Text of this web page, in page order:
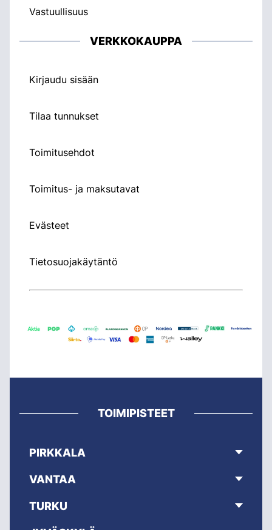
Vastuullisuus
VERKKOKAUPPA
Kirjaudu sisään
Tilaa tunnukset
Toimitusehdot
Toimitus- ja maksutavat
Evästeet
Tietosuojakäytäntö
TOIMIPISTEET
PIRKKALA
VANTAA
TURKU